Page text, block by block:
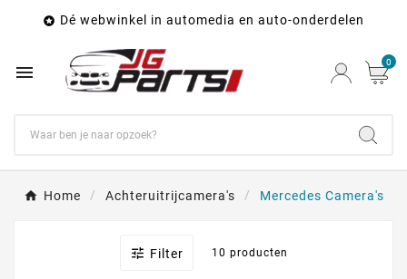
 Dé webwinkel in automedia en auto-onderdelen
 0
Home Achteruitrijcamera's Mercedes Camera's
 Filter 10 producten